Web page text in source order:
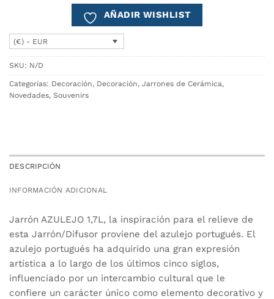
AÑADIR WISHLIST
(€) - EUR
SKU: N/D
Categorías: Decoración, Decoración, Jarrones de Cerámica,
Novedades, Souvenirs
DESCRIPCIÓN
INFORMACIÓN ADICIONAL
Jarrón AZULEJO 1,7L, la inspiración para el relieve de
esta Jarrón/Difusor proviene del azulejo portugués. El
azulejo portugués ha adquirido una gran expresión
artística a lo largo de los últimos cinco siglos,
influenciado por un intercambio cultural que le
confiere un carácter único como elemento decorativo y